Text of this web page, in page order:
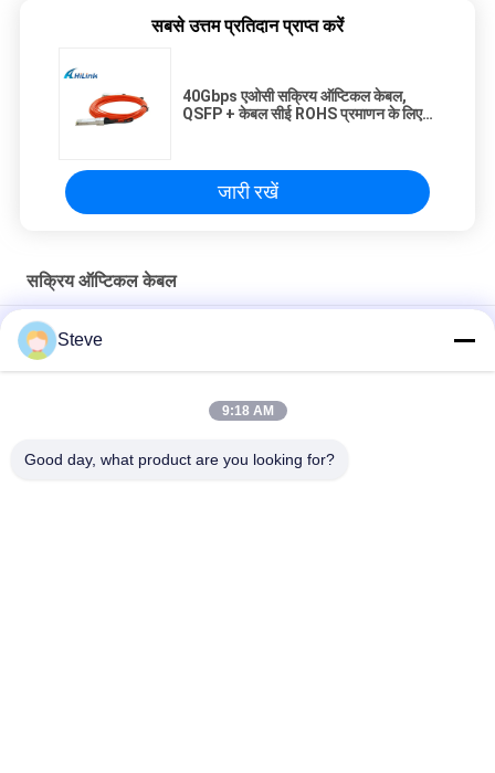
सबसे उत्तम प्रतिदान प्राप्त करें
40Gbps एओसी सक्रिय ऑप्टिकल केबल,
QSFP + केबल सीई ROHS प्रमाणन के लिए
जारी रखें
सक्रिय ऑप्टिकल केबल
AOC 5M OM3 850nm MPO SFP सक्रिय ऑप्टिकल केबल QSFP28 से
QSFP28Steve
9:18 AM
Good day, what product are you looking for?